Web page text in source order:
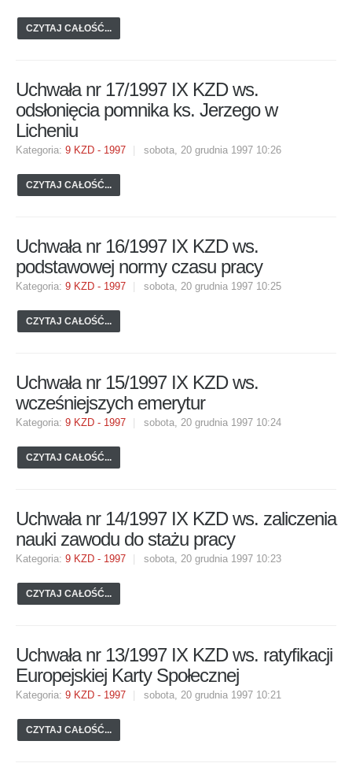
CZYTAJ CAŁOŚĆ...
Uchwała nr 17/1997 IX KZD ws.
odsłonięcia pomnika ks. Jerzego w
Licheniu
Kategoria: 9 KZD - 1997 sobota, 20 grudnia 1997 10:26
CZYTAJ CAŁOŚĆ...
Uchwała nr 16/1997 IX KZD ws.
podstawowej normy czasu pracy
Kategoria: 9 KZD - 1997 sobota, 20 grudnia 1997 10:25
CZYTAJ CAŁOŚĆ...
Uchwała nr 15/1997 IX KZD ws.
wcześniejszych emerytur
Kategoria: 9 KZD - 1997 sobota, 20 grudnia 1997 10:24
CZYTAJ CAŁOŚĆ...
Uchwała nr 14/1997 IX KZD ws. zaliczenia
nauki zawodu do stażu pracy
Kategoria: 9 KZD - 1997 sobota, 20 grudnia 1997 10:23
CZYTAJ CAŁOŚĆ...
Uchwała nr 13/1997 IX KZD ws. ratyfikacji
Europejskiej Karty Społecznej
Kategoria: 9 KZD - 1997 sobota, 20 grudnia 1997 10:21
CZYTAJ CAŁOŚĆ...